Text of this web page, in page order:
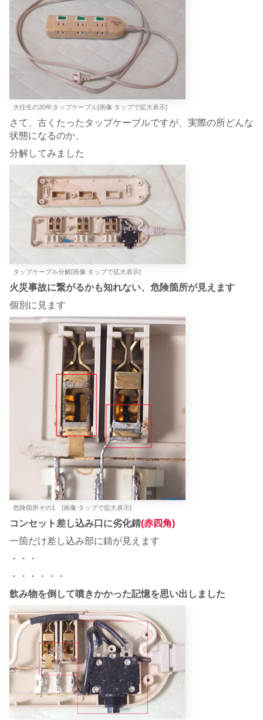
大往生の20年タップケーブル[画像:タップで拡大表示]
さて、古くたったタップケーブルですが、実際の所どんな
状態になるのか、
分解してみました
タップケーブル分解[画像:タップで拡大表示]
火災事故に繋がるかも知れない、危険箇所が見えます
個別に見ます
危険箇所その1 [画像:タップで拡大表示]
コンセット差し込み口に劣化錆(赤四角)
一箇だけ差し込み部に錆が見えます
・・・
・・・・・・
飲み物を倒して噴きかかった記憶を思い出しました